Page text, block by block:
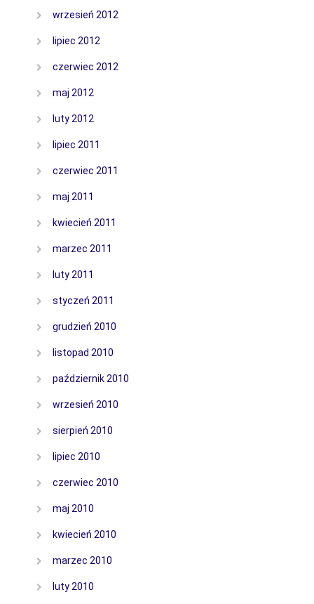
wrzesień 2012
lipiec 2012
czerwiec 2012
maj 2012
luty 2012
lipiec 2011
czerwiec 2011
maj 2011
kwiecień 2011
marzec 2011
luty 2011
styczeń 2011
grudzień 2010
listopad 2010
październik 2010
wrzesień 2010
sierpień 2010
lipiec 2010
czerwiec 2010
maj 2010
kwiecień 2010
marzec 2010
luty 2010